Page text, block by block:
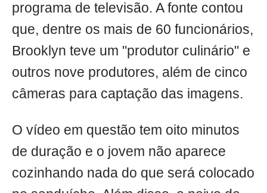
programa de televisão. A fonte contou
que, dentre os mais de 60 funcionários,
Brooklyn teve um "produtor culinário" e
outros nove produtores, além de cinco
câmeras para captação das imagens.
O vídeo em questão tem oito minutos
de duração e o jovem não aparece
cozinhando nada do que será colocado